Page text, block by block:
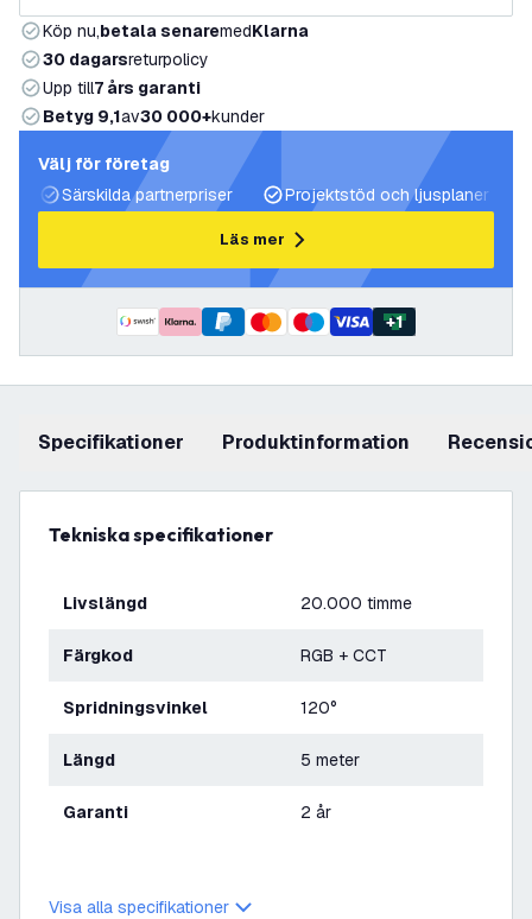
Köp nu,betala senaremedKlarna
30 dagarsreturpolicy
Upp till7 års garanti
Betyg 9,1av30 000+kunder
Välj för företag
Särskilda partnerpriser
Projektstöd och ljusplaner
Läs mer
+1
Specifikationer produktinformation
Tekniska specifikationer
Livslängd 20.000 timme
Färgkod RGB + CCT
Spridningsvinkel 120°
Längd 5 meter
Garanti 2 år
Visa alla specifikationer